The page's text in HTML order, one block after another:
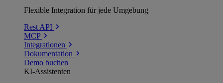
Flexible Integration für jede Umgebung
Rest API
MCP
Integrationen
Dokumentation
Demo buchen
KI-Assistenten